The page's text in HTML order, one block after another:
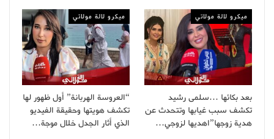
ميكرو لالة مولاتي
بعد بكائها …سلمى رشيد
تكشف سبب غيابها وتتحدث عن
هدية زوجها”اهديها لزوجي…
ميكرو لالة مولاتي
“العروسة الهربانة” أول ظهور لها
تكشف هويتها وحقيقة الفيديو
الذي أثار الجدل خلال موجة…